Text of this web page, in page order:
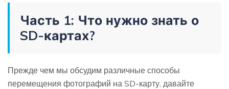
Часть 1: Что нужно знать о
SD-картах?
Прежде чем мы обсудим различные способы
перемещения фотографий на SD-карту, давайте